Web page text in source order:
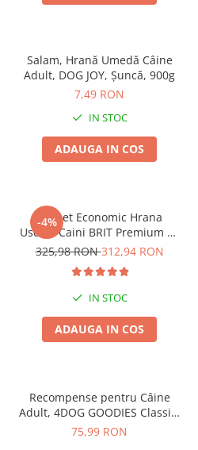
Salam, Hrană Umedă Câine
Adult, DOG JOY, Șuncă, 900g
7,49 RON
IN STOC
ADAUGA IN COS
-4%
Pachet Economic Hrana
Uscata Caini BRIT Premium by
Nature Maxi Adult 2x15kg
325,98 RON312,94 RON
IN STOC
ADAUGA IN COS
Recompense pentru Câine
Adult, 4DOG GOODIES Classic,
Piele Presată și Pui, 1kg
75,99 RON